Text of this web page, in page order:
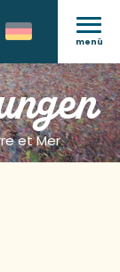
favoris
menü
et Mer